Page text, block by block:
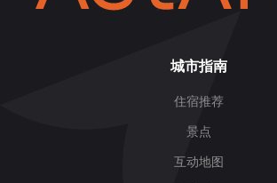
城市指南
住宿推荐
景点
互动地图